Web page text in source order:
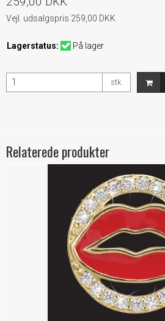
Vejl. udsalgspris 259,00 DKK
Lagerstatus: På lager
stk.
Relaterede produkter